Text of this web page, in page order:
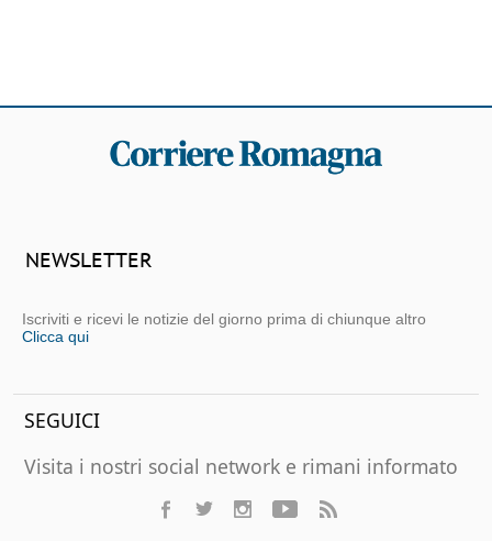
NEWSLETTER
Iscriviti e ricevi le notizie del giorno prima di chiunque altro
Clicca qui
SEGUICI
Visita i nostri social network e rimani informato